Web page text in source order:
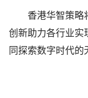
香港华智策略
创新助力各行业实
同探索数字时代的